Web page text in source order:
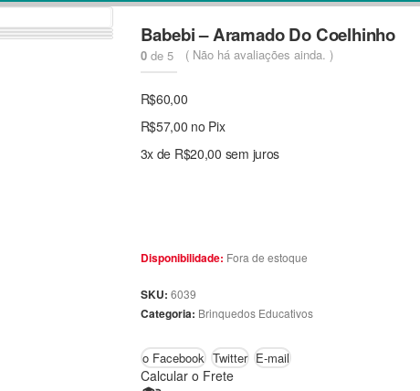
Babebi – Aramado Do Coelhinho
0de 5 ( Não há avaliações ainda. )
R$60,00
R$57,00 no Pix
3x de R$20,00 sem juros
Disponibilidade: Fora de estoque
SKU: 6039
Categoria: Brinquedos Educativos
o Facebook Twitter E-mail
Calcular o Frete